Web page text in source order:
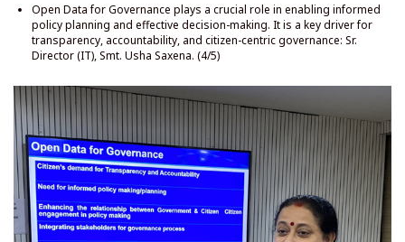
Open Data for Governance plays a crucial role in enabling informed
policy planning and effective decision-making. It is a key driver for
transparency, accountability, and citizen-centric governance: Sr.
Director (IT), Smt. Usha Saxena. (4/5)